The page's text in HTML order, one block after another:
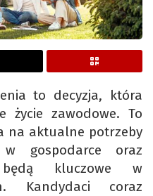
to decyzja, która
życie zawodowe. To
na aktualne potrzeby
gospodarce oraz
kluczowe w
Kandydaci coraz